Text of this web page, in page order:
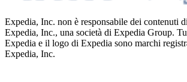
Expedia, Inc. non è responsabile dei contenuti
Expedia, Inc., una società di Expedia Group.
Expedia e il logo di Expedia sono marchi
Expedia, Inc.